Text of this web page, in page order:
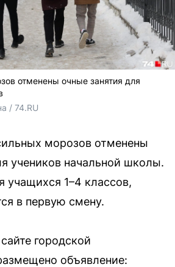
отменены очные занятия для
/ 74.RU
морозов отменены
учеников начальной школы.
учащихся 1–4 классов,
в первую смену.
городской
объявление: